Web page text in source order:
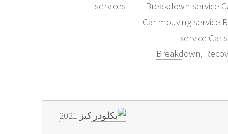
Breakdown service
Car mouving service
service Car
Breakdown,